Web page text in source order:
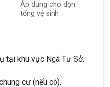
Áp dụng cho dọn
tổng vệ sinh
tại khu vực Ngã Tư Sở.
cư (nếu có).